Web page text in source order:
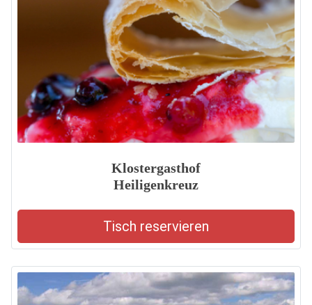
Klostergasthof
Heiligenkreuz
Tisch reservieren